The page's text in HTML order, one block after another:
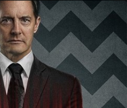
29 décembre 2018